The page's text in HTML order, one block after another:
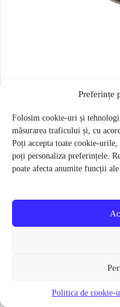
Preferințe
Folosim cookie-uri și
măsurarea traficului și, cu
Poți accepta toate cookie-
poți personaliza preferințele.
poate afecta anumite funcții
Politica de cookie-
Saiba roata spate Strida
Categorii utile
Accesorii si Piese
piese și accesorii
anvelope, camere și